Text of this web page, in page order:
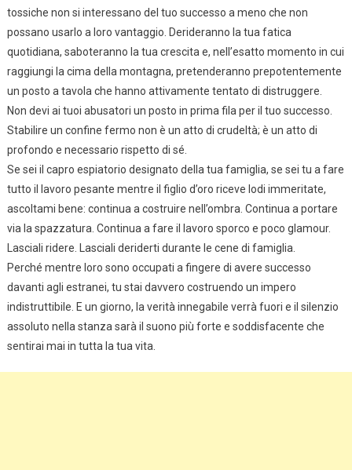
tossiche non si interessano del tuo successo a meno che non
possano usarlo a loro vantaggio. Derideranno la tua fatica
quotidiana, saboteranno la tua crescita e, nell’esatto momento in cui
raggiungi la cima della montagna, pretenderanno prepotentemente
un posto a tavola che hanno attivamente tentato di distruggere.
Non devi ai tuoi abusatori un posto in prima fila per il tuo successo.
Stabilire un confine fermo non è un atto di crudeltà; è un atto di
profondo e necessario rispetto di sé.
Se sei il capro espiatorio designato della tua famiglia, se sei tu a fare
tutto il lavoro pesante mentre il figlio d’oro riceve lodi immeritate,
ascoltami bene: continua a costruire nell’ombra. Continua a portare
via la spazzatura. Continua a fare il lavoro sporco e poco glamour.
Lasciali ridere. Lasciali deriderti durante le cene di famiglia.
Perché mentre loro sono occupati a fingere di avere successo
davanti agli estranei, tu stai davvero costruendo un impero
indistruttibile. E un giorno, la verità innegabile verrà fuori e il silenzio
assoluto nella stanza sarà il suono più forte e soddisfacente che
sentirai mai in tutta la tua vita.